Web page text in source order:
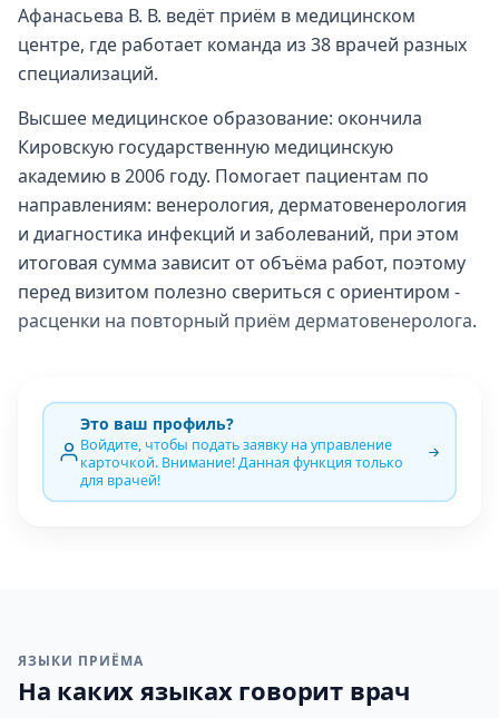
Афанасьева В. В. ведёт приём в медицинском
центре, где работает команда из 38 врачей разных
специализаций.
Высшее медицинское образование: окончила
Кировскую государственную медицинскую
академию в 2006 году. Помогает пациентам по
направлениям: венерология, дерматовенерология
и диагностика инфекций и заболеваний, при этом
итоговая сумма зависит от объёма работ, поэтому
перед визитом полезно свериться с ориентиром -
расценки на повторный приём дерматовенеролога.
Это ваш профиль?
Войдите, чтобы подать заявку на управление
карточкой. Внимание! Данная функция только
для врачей!
ЯЗЫКИ ПРИЁМА
На каких языках говорит врач